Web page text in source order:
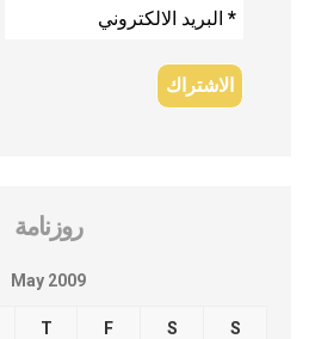
روزنامة
May 2009
T F S S